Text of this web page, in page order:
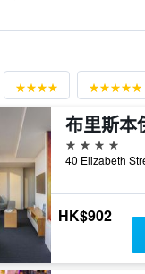
4星級
HK$902